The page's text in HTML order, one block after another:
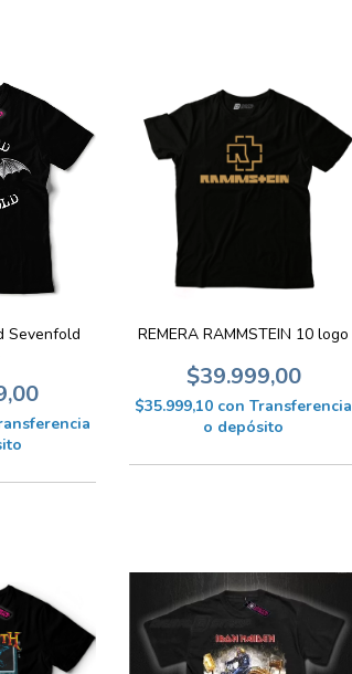
Sevenfold
REMERA RAMMSTEIN 10 logo
$39.999,00
$35.999,10 con Transferencia
o depósito